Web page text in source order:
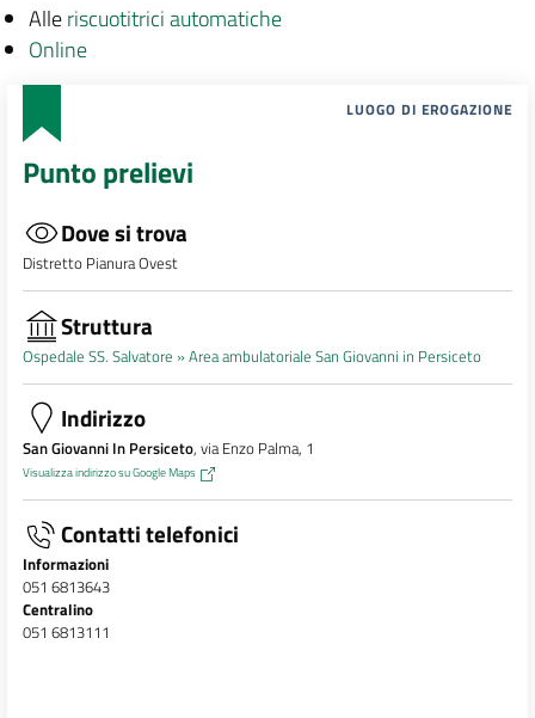
Alleriscuotitrici automatiche
Online
LUOGO DI EROGAZIONE
Punto prelievi
Dove si trova
Distretto Pianura Ovest
Struttura
Ospedale SS. Salvatore »Area ambulatoriale San Giovanni in Persiceto
Indirizzo
San Giovanni In Persiceto, via Enzo Palma, 1
Visualizza indirizzo su Google Maps
Contatti telefonici
Informazioni
051 6813643
Centralino
051 6813111